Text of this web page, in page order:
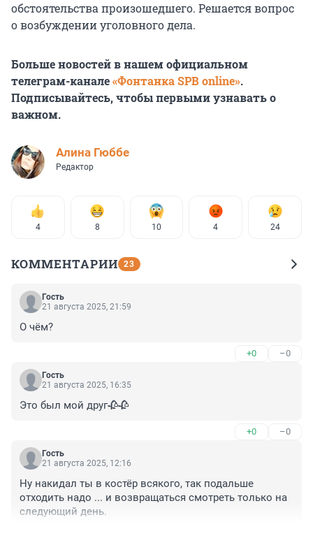
обстоятельства произошедшего. Решается вопрос
о возбуждении уголовного дела.
Больше новостей в нашем официальном
телеграм-канале«Фонтанка SPB online».
Подписывайтесь, чтобы первыми узнавать о
важном.
Алина Гюббе
Редактор
4 8 10 4 24
КОММЕНТАРИИ 23
Гость
21 августа 2025, 21:59
О чём?
+0 –0
Гость
21 августа 2025, 16:35
Это был мой друг🥀🥀
+0 –0
Гость
21 августа 2025, 12:16
Ну накидал ты в костёр всякого, так подальше
отходить надо ... и возвращаться смотреть только на
следующий день.